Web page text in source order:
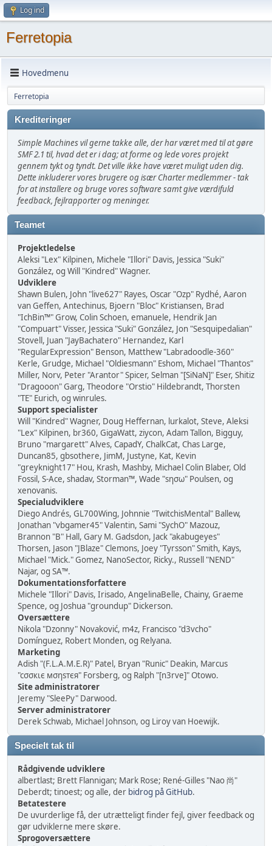
Log ind
Ferretopia
Hovedmenu
Ferretopia
Krediteringer
Simple Machines vil gerne takke alle, der har været med til at gøre
SMF 2.1 til, hvad det er i dag; at forme og lede vores projekt
gennem tykt og tyndt. Det ville ikke have været muligt uden dig.
Dette inkluderer vores brugere og især Charter medlemmer - tak
for at installere og bruge vores software samt give værdifuld
feedback, fejlrapporter og meninger.
Teamet
Projektledelse
Aleksi "Lex" Kilpinen, Michele "Illori" Davis, Jessica "Suki"
González, og Will "Kindred" Wagner.
Udviklere
Shawn Bulen, John "live627" Rayes, Oscar "Ozp" Rydhé, Aaron
van Geffen, Antechinus, Bjoern "Bloc" Kristiansen, Brad
"IchBin™" Grow, Colin Schoen, emanuele, Hendrik Jan
"Compuart" Visser, Jessica "Suki" González, Jon "Sesquipedalian"
Stovell, Juan "JayBachatero" Hernandez, Karl
"RegularExpression" Benson, Matthew "Labradoodle-360"
Kerle, Grudge, Michael "Oldiesmann" Eshom, Michael "Thantos"
Miller, Norv, Peter "Arantor" Spicer, Selman "[SiNaN]" Eser, Shitiz
"Dragooon" Garg, Theodore "Orstio" Hildebrandt, Thorsten
"TE" Eurich, og winrules.
Support specialister
Will "Kindred" Wagner, Doug Heffernan, lurkalot, Steve, Aleksi
"Lex" Kilpinen, br360, GigaWatt, ziycon, Adam Tallon, Bigguy,
Bruno "margarett" Alves, CapadY, ChalkCat, Chas Large,
Duncan85, gbsothere, JimM, Justyne, Kat, Kevin
"greyknight17" Hou, Krash, Mashby, Michael Colin Blaber, Old
Fossil, S-Ace, shadav, Storman™, Wade "sησω" Poulsen, og
xenovanis.
Specialudviklere
Diego Andrés, GL700Wing, Johnnie "TwitchisMental" Ballew,
Jonathan "vbgamer45" Valentin, Sami "SychO" Mazouz,
Brannon "B" Hall, Gary M. Gadsdon, Jack "akabugeyes"
Thorsen, Jason "JBlaze" Clemons, Joey "Tyrsson" Smith, Kays,
Michael "Mick." Gomez, NanoSector, Ricky., Russell "NEND"
Najar, og SA™.
Dokumentationsforfattere
Michele "Illori" Davis, Irisado, AngelinaBelle, Chainy, Graeme
Spence, og Joshua "groundup" Dickerson.
Oversættere
Nikola "Dzonny" Novaković, m4z, Francisco "d3vcho"
Domínguez, Robert Monden, og Relyana.
Marketing
Adish "(F.L.A.M.E.R)" Patel, Bryan "Runic" Deakin, Marcus
"cσσкιє мσηѕтєя" Forsberg, og Ralph "[n3rve]" Otowo.
Site administratorer
Jeremy "SleePy" Darwood.
Server administratorer
Derek Schwab, Michael Johnson, og Liroy van Hoewijk.
Specielt tak til
Rådgivende udviklere
albertlast; Brett Flannigan; Mark Rose; René-Gilles "Nao 尚"
Deberdt; tinoest; og alle, der bidrog på GitHub.
Betatestere
De uvurderlige få, der utrætteligt finder fejl, giver feedback og
gør udviklerne mere skøre.
Sprogoversættere